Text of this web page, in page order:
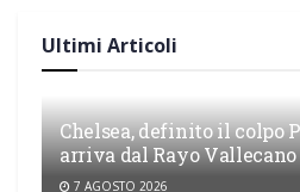
Ultimi Articoli
Chelsea, definito il colpo
arriva dal Rayo Vallecano
7 AGOSTO 2026